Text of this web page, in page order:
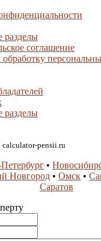
разделы
соглашение
обработку
разделы
pensii.ru
•
Новгород •Омск •
Саратов